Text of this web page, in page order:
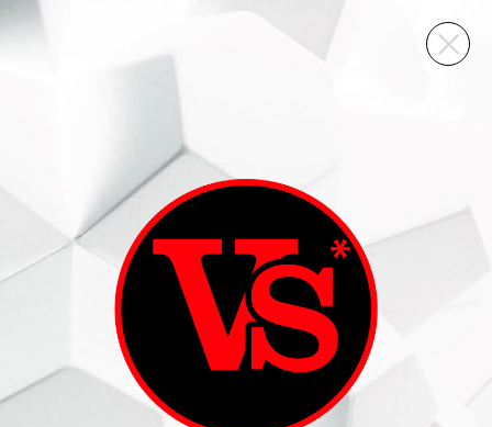
ВИННЫЙ СКЛАД